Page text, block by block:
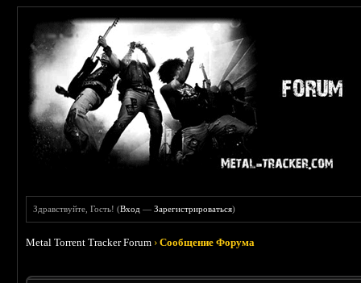
Здравствуйте, Гость! (Вход —Зарегистрироваться)
Metal Torrent Tracker Forum ›Сообщение Форума